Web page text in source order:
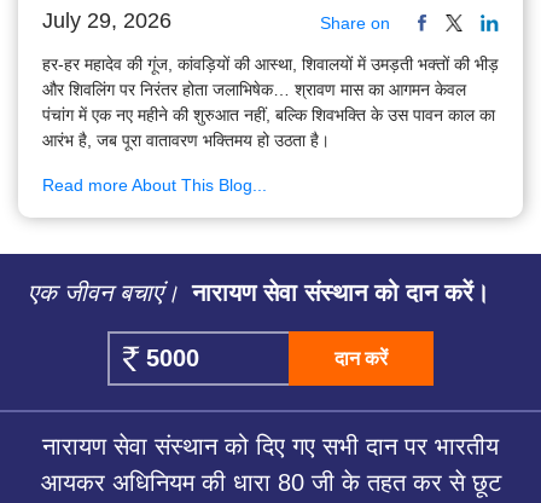
July 29, 2026 Share on
हर-हर महादेव की गूंज, कांवड़ियों की आस्था, शिवालयों में उमड़ती भक्तों की भीड़
और शिवलिंग पर निरंतर होता जलाभिषेक… श्रावण मास का आगमन केवल
पंचांग में एक नए महीने की शुरुआत नहीं, बल्कि शिवभक्ति के उस पावन काल का
आरंभ है, जब पूरा वातावरण भक्तिमय हो उठता है।
Read more About This Blog...
एक जीवन बचाएं। नारायण सेवा संस्थान को दान करें।
दान करें
नारायण सेवा संस्थान को दिए गए सभी दान पर भारतीय
आयकर अधिनियम की धारा 80 जी के तहत कर से छूट